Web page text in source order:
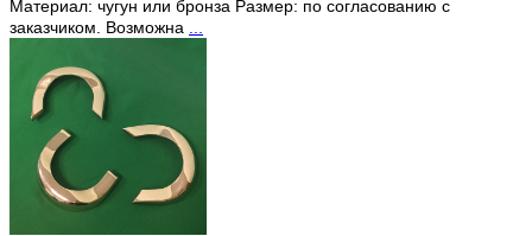
Материал: чугун или бронза Размер: по согласованию с
заказчиком. Возможна